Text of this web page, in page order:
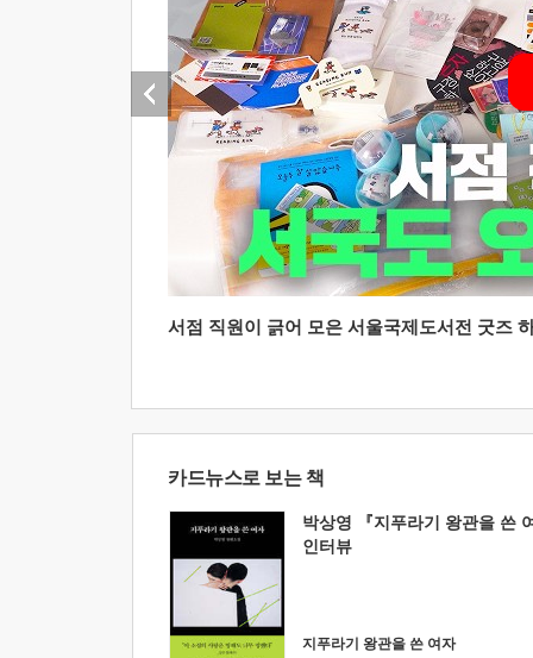
서점 직원이 긁어 모은 서울국제도서전 굿즈
카드뉴스로 보는 책
박상영 『지푸라기 왕관을 쓴
인터뷰
지푸라기 왕관을 쓴 여자